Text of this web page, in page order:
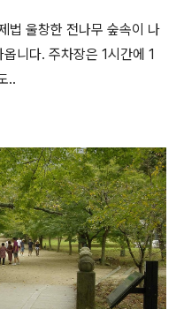
법 울창한 전나무 숲속이 나
니다. 주차장은 1시간에 1
..